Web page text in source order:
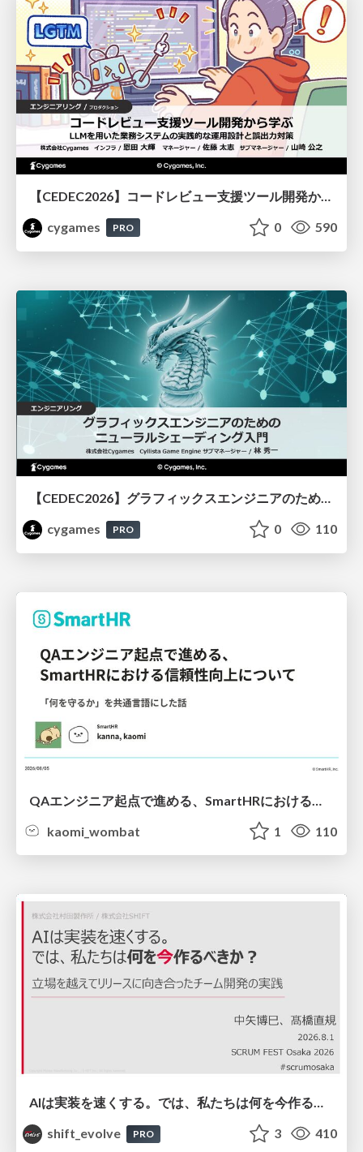
【CEDEC2026】コードレビュー支援ツール開発から学ぶ：LLMを用いた業務システムの実践的な運用設計と誤出力対策
cygames
PRO 0 590
【CEDEC2026】グラフィックスエンジニアのためのニューラルシェーディング入門
cygames
PRO 0 110
kaomi_wombat
1 110
AIは実装を速くする。では、私たちは何を今作るべきか？－立場を越えてリリースに向き合ったチーム開発の実践 / 20260801 Hiromi Nakaya and Naoki Takahashi
shift_evolve
PRO 3 410